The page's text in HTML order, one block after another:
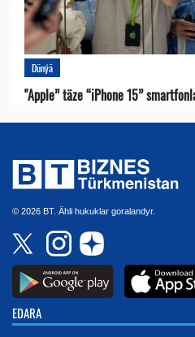
Dünýä
"Apple” täze “iPhone 15”
© 2026 BT. Ähli hukuklar goralandyr.
EDARA